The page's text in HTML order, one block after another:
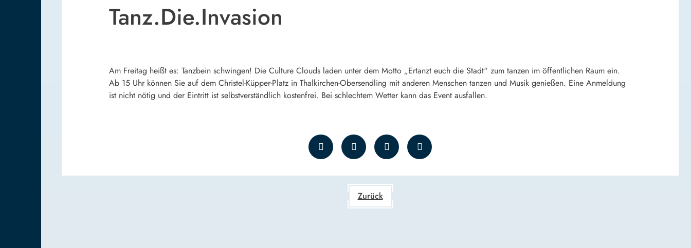
Tanz.Die.Invasion
Am Freitag heißt es: Tanzbein schwingen! Die Culture Clouds laden unter dem Motto „Ertanzt euch die Stadt“ zum tanzen im öffentlichen Raum ein.
Ab 15 Uhr können Sie auf dem Christel-Küpper-Platz in Thalkirchen-Obersendling mit anderen Menschen tanzen und Musik genießen. Eine Anmeldung
ist nicht nötig und der Eintritt ist selbstverständlich kostenfrei. Bei schlechtem Wetter kann das Event ausfallen.
Zurück